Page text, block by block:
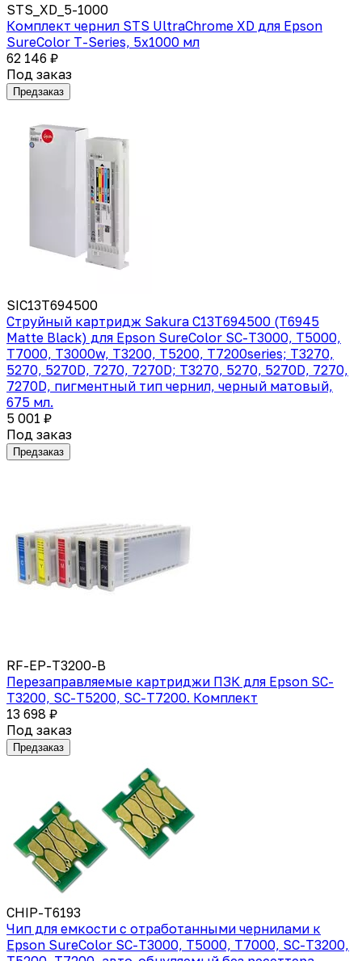
STS_XD_5-1000
Комплект чернил STS UltraChrome XD для Epson
SureColor T-Series, 5x1000 мл
62 146 ₽
Под заказ
Предзаказ
SIC13T694500
Струйный картридж Sakura C13T694500 (T6945
Matte Black) для Epson SureColor SC-T3000, T5000,
T7000, T3000w, T3200, T5200, T7200series; T3270,
5270, 5270D, 7270, 7270D; T3270, 5270, 5270D, 7270,
7270D, пигментный тип чернил, черный матовый,
675 мл.
5 001 ₽
Под заказ
Предзаказ
RF-EP-T3200-B
Перезаправляемые картриджи ПЗК для Epson SC-
T3200, SC-T5200, SC-T7200. Комплект
13 698 ₽
Под заказ
Предзаказ
CHIP-T6193
Чип для емкости с отработанными чернилами к
Epson SureColor SC-T3000, T5000, T7000, SC-T3200,